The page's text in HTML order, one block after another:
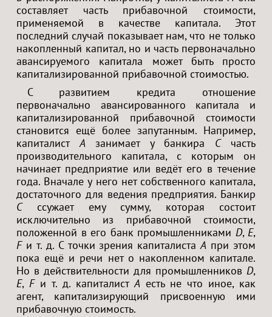
составляет часть прибавочной стоимости,
применяемой в качестве капитала. Этот
последний случай показывает нам, что не только
накопленный капитал, но и часть первоначально
авансируемого капитала может быть просто
капитализированной прибавочной стоимостью.
С развитием кредита отношение
первоначально авансированного капитала и
капитализированной прибавочной стоимости
становится ещё более запутанным. Например,
капиталистA занимает у банкира Cчасть
производительного капитала, с которым он
начинает предприятие или ведёт его в течение
года. Вначале у него нет собственного капитала,
достаточного для ведения предприятия. Банкир
Cссужает ему сумму, которая состоит
исключительно из прибавочной стоимости,
положенной в его банк промышленниками D, E,
Fи т. д. С точки зрения капиталистаA при этом
пока ещё и речи нет о накопленном капитале.
Но в действительности для промышленников D,
E, Fи т. д. капиталистA есть не что иное, как
агент, капитализирующий присвоенную ими
прибавочную стоимость.